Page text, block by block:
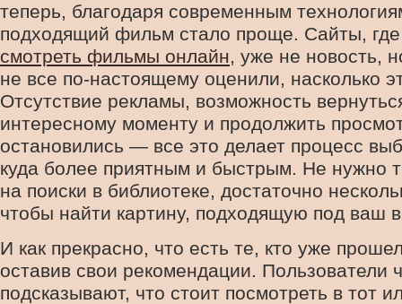
теперь, благодаря современным
подходящий фильм стало проще. Сайты,
смотреть фильмы онлайн, уже не новость,
не все по-настоящему оценили, насколько
Отсутствие рекламы, возможность
интересному моменту и продолжить
остановились — все это делает процесс
куда более приятным и быстрым. Не нужно
на поиски в библиотеке, достаточно
чтобы найти картину, подходящую под ваш
И как прекрасно, что есть те, кто уже
оставив свои рекомендации. Пользователи
подсказывают, что стоит посмотреть в тот